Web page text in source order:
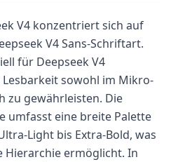
V4 konzentriert sich auf
V4 Sans-Schriftart.
für Deepseek V4
sowohl im Mikro-
zu gewährleisten. Die
umfasst eine breite Palette
Light bis Extra-Bold, was
Hierarchie ermöglicht. In